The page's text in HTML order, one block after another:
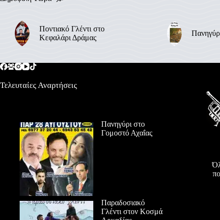
Ποντιακό Γλέντι στο
Κεφαλάρι Δράμας
Τελευταίες Αναρτήσεις
Πανηγύρι στο
Γομοστό Αχαΐας
Παραδοσιακό
Γλέντι στον Κοσμά